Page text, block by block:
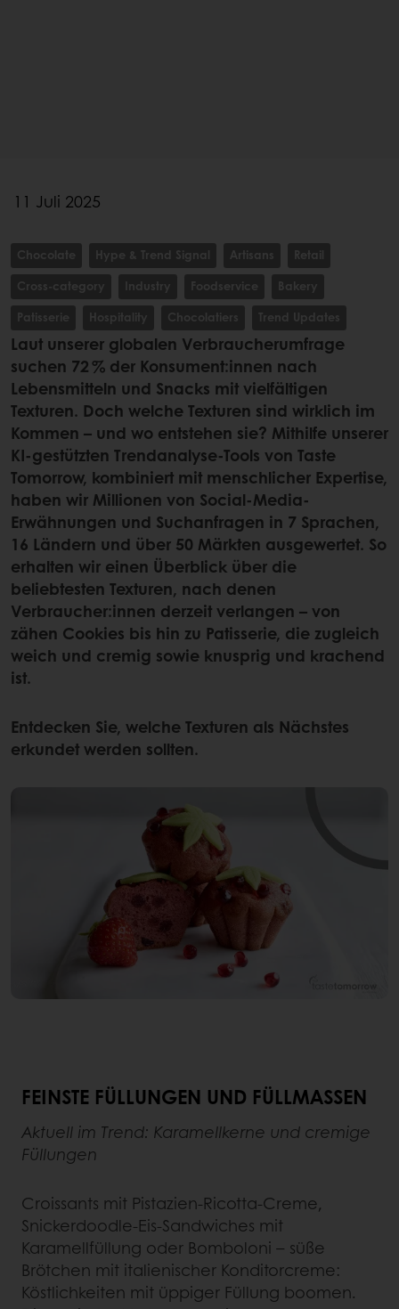
11 Juli 2025
Chocolate Hype & Trend Signal Artisans
Retail
Cross-category
Industry Foodservice
Bakery
Patisserie
Hospitality Chocolatiers Trend Updates
Laut unserer globalen Verbraucherumfrage
suchen 72 % der Konsument:innen nach
Lebensmitteln und Snacks mit vielfältigen
Texturen. Doch welche Texturen sind wirklich im
Kommen – und wo entstehen sie? Mithilfe unserer
KI-gestützten Trendanalyse-Tools von Taste
Tomorrow, kombiniert mit menschlicher Expertise,
haben wir Millionen von Social-Media-
Erwähnungen und Suchanfragen in 7 Sprachen,
16 Ländern und über 50 Märkten ausgewertet. So
erhalten wir einen Überblick über die
beliebtesten Texturen, nach denen
Verbraucher:innen derzeit verlangen – von
zähen Cookies bis hin zu Patisserie, die zugleich
weich und cremig sowie knusprig und krachend
ist.
Entdecken Sie, welche Texturen als Nächstes
erkundet werden sollten.
FEINSTE FÜLLUNGEN UND FÜLLMASSEN
Aktuell im Trend: Karamellkerne und cremige
Füllungen
Croissants mit Pistazien-Ricotta-Creme,
Snickerdoodle-Eis-Sandwiches mit
Karamellfüllung oder Bomboloni – süße
Brötchen mit italienischer Konditorcreme:
Köstlichkeiten mit üppiger Füllung boomen.